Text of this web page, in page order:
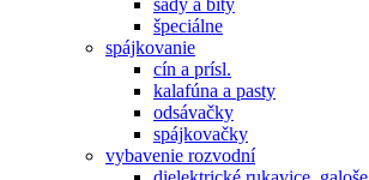
sady a bity
špeciálne
spájkovanie
cín a prísl.
kalafúna a pasty
odsávačky
spájkovačky
vybavenie rozvodní